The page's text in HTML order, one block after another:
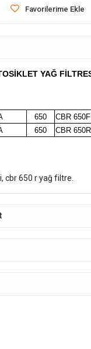
Favorilerime Ekle
YAĞ
650 CBR 650F
650 CBR 650R
cbr 650 r yağ filtre.